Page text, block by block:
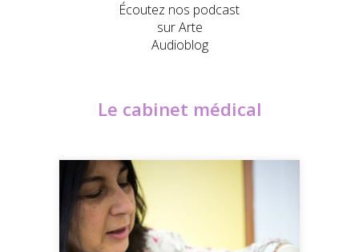
Écoutez nos podcast
sur Arte
Audioblog
Le cabinet médical